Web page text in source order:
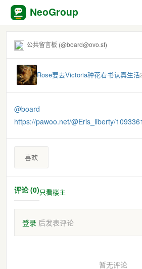
NeoGroup
公共留言板 (@board@ovo.st)
Rose要去Victoria种花看书认真生活
@board
https://pawoo.net/@Eris_liberty/109336
喜欢
评论 (0)只看楼主
登录 后发表评论
暂无评论